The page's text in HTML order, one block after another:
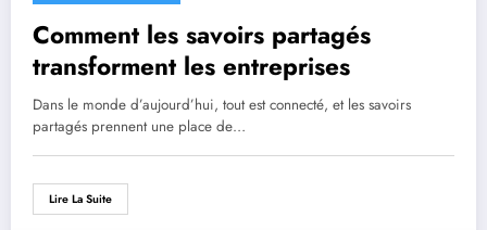
Comment les savoirs partagés
transforment les entreprises
Dans le monde d’aujourd’hui, tout est connecté, et les savoirs
partagés prennent une place de…
Lire La Suite